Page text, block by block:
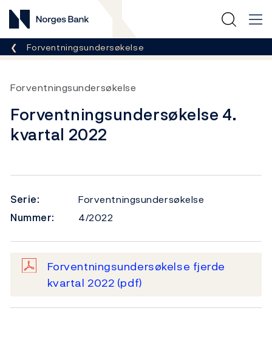
Norges Bank
Her er du nå:
Forventningsundersøkelse
Forventningsundersøkelse
Forventningsundersøkelse 4.
kvartal 2022
Serie:
Forventningsundersøkelse
Nummer:
4/2022
Forventningsundersøkelse fjerde
kvartal 2022 (pdf)